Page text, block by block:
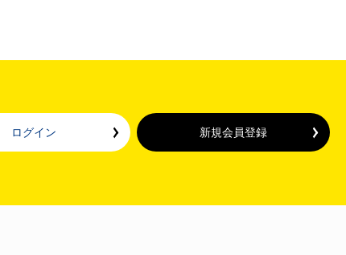
ログイン 新規会員登録